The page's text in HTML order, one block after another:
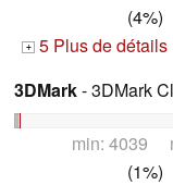
(4%)
+ 5 Plus de détails
3DMark- 3DMark
min: 4039
(1%)